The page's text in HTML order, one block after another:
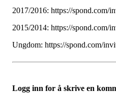
2017/2016: https://spond.com/
2015/2014: https://spond.com/
Ungdom: https://spond.com/
Logg inn for å skrive en